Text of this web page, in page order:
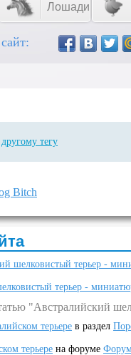
Лошади
другому тегу
Bitch
шелковистый терьер -
терьер -
"Австралийский
терьере в раздел
терьере на форуме